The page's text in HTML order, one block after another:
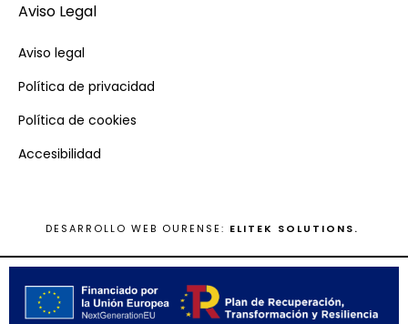
Aviso Legal
Aviso legal
Política de privacidad
Política de cookies
Accesibilidad
DESARROLLO WEB OURENSE: ELITEK SOLUTIONS.